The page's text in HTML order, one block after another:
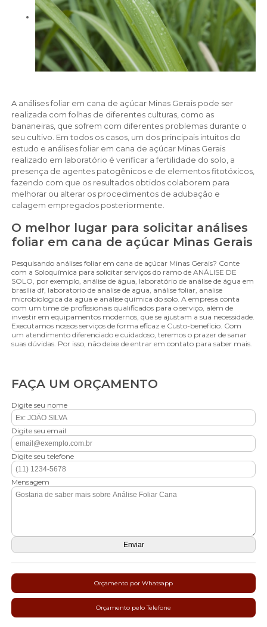
A análises foliar em cana de açúcar Minas Gerais pode ser
realizada com folhas de diferentes culturas, como as
bananeiras, que sofrem com diferentes problemas durante o
seu cultivo. Em todos os casos, um dos principais intuitos do
estudo e análises foliar em cana de açúcar Minas Gerais
realizado em laboratório é verificar a fertilidade do solo, a
presença de agentes patogênicos e de elementos fitotóxicos,
fazendo com que os resultados obtidos colaborem para
melhorar ou alterar os procedimentos de adubação e
calagem empregados posteriormente.
O melhor lugar para solicitar análises
foliar em cana de açúcar Minas Gerais
Pesquisando análises foliar em cana de açúcar Minas Gerais? Conte
com a Soloquímica para solicitar serviços do ramo de ANÁLISE DE
SOLO, por exemplo, análise de água, laboratório de análise de água em
brasília df, laboratorio de analise de agua, análise foliar, analise
microbiologica da agua e análise química do solo. A empresa conta
com um time de profissionais qualificados para o serviço, além de
investir em equipamentos modernos, que se ajustam a sua necessidade.
Executamos nossos serviços de forma eficaz e Custo-benefício. Com
um atendimento diferenciado e cuidadoso, teremos o prazer de sanar
suas dúvidas. Por isso, não deixe de entrar em contato para saber mais.
FAÇA UM ORÇAMENTO
Digite seu nome
Digite seu email
Digite seu telefone
Mensagem
Orçamento por Whatsapp
Orçamento pelo Telefone